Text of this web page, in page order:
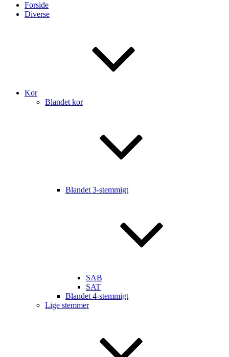
Forside
Diverse
Kor
Blandet kor
Blandet 3-stemmigt
SAB
SAT
Blandet 4-stemmigt
Lige stemmer